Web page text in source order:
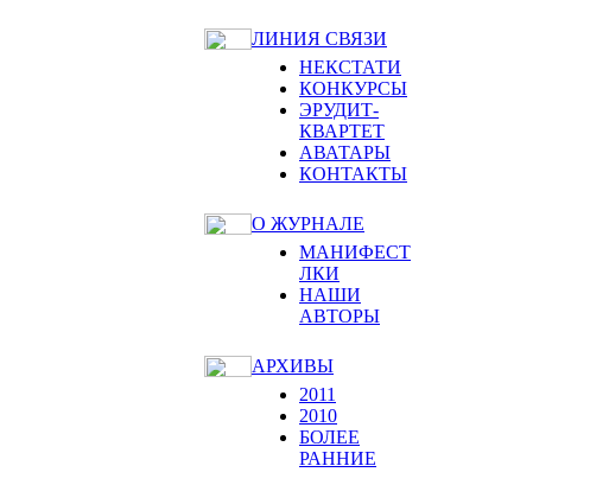
ЛИНИЯ СВЯЗИ
НЕКСТАТИ
КОНКУРСЫ
ЭРУДИТ-
КВАРТЕТ
АВАТАРЫ
КОНТАКТЫ
О ЖУРНАЛЕ
МАНИФЕСТ
ЛКИ
НАШИ
АВТОРЫ
АРХИВЫ
2011
2010
БОЛЕЕ
РАННИЕ